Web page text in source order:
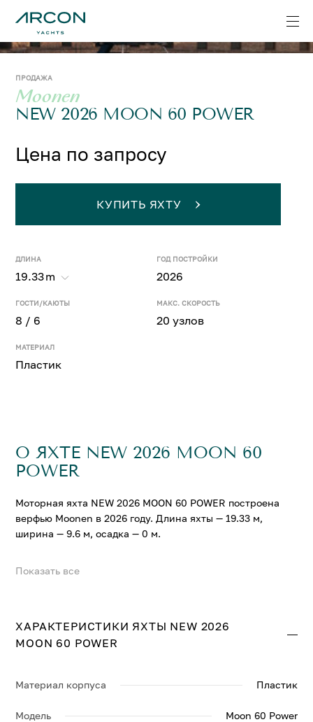
ПРОДАЖА
Moonen
NEW 2026 MOON 60 POWER
Цена по запросу
ДЛИНА
19.33m
ГОД ПОСТРОЙКИ
2026
ГОСТИ/КАЮТЫ
8 / 6
МАКС. СКОРОСТЬ
20 узлов
МАТЕРИАЛ
Пластик
КУПИТЬ ЯХТУ
О ЯХТЕ NEW 2026 MOON 60
POWER
Моторная яхта NEW 2026 MOON 60 POWER построена
верфью Moonen в 2026 году. Длина яхты — 19.33 м,
ширина — 9.6 м, осадка — 0 м.
На яхте NEW 2026 MOON 60 POWER можно разместить
максимальная — 20 узл.
Свяжитесь с нами, и мы вышлем больше информации
Показать все
ХАРАКТЕРИСТИКИ ЯХТЫ NEW 2026
MOON 60 POWER
Материал корпуса Пластик
Модель Moon 60 Power